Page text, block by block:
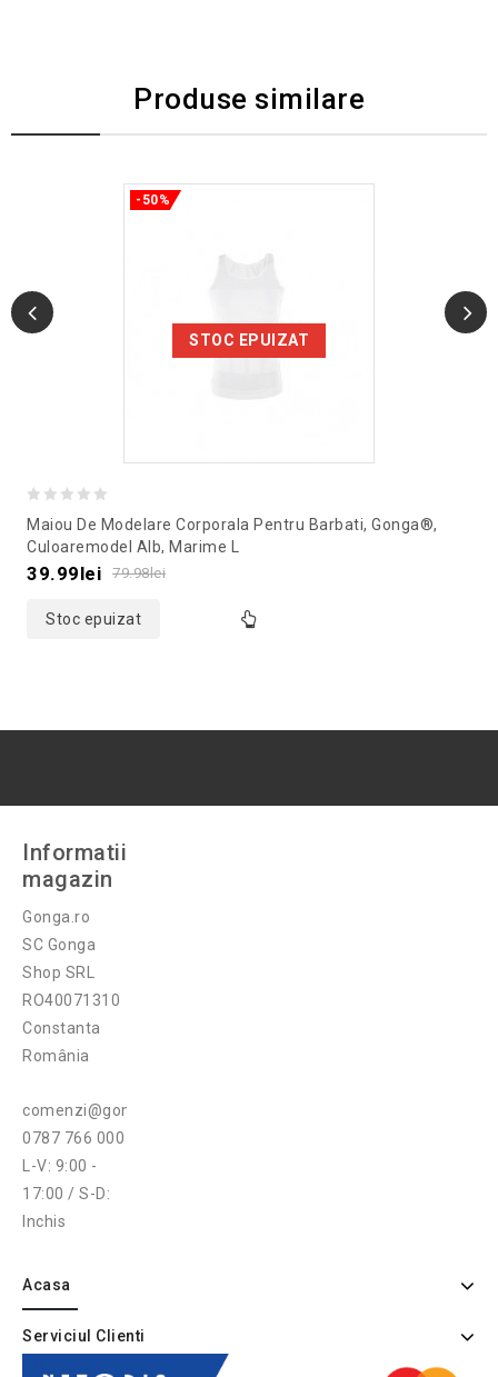
Produse similare
STOC EPUIZAT
-50%
out
of
Maiou De Modelare Corporala Pentru Barbati, Gonga®,
Culoaremodel Alb, Marime L
79.98lei
39.99lei
Stoc epuizat
Informatii
magazin
Gonga.ro
SC Gonga
Shop SRL
RO40071310
Constanta
România
comenzi@gonga.ro
0787 766 000
L-V: 9:00 -
17:00 / S-D:
Inchis
Acasa
Serviciul Clienti